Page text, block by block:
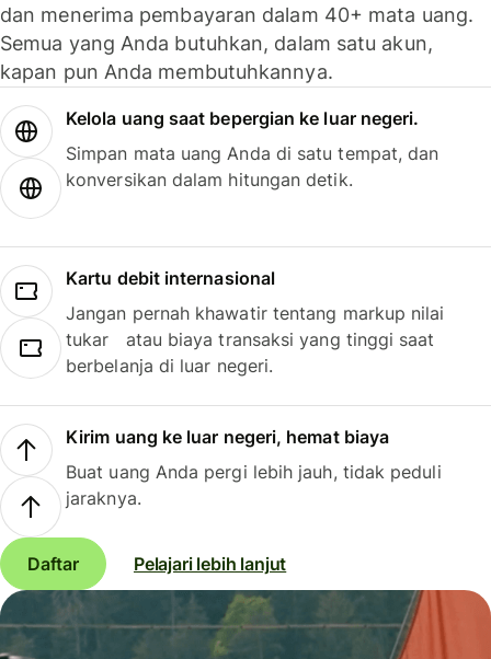
dan menerima pembayaran dalam 40+ mata uang.
Semua yang Anda butuhkan, dalam satu akun,
kapan pun Anda membutuhkannya.
Kelola uang saat bepergian ke luar negeri.
Simpan mata uang Anda di satu tempat, dan
konversikan dalam hitungan detik.
Kartu debit internasional
Jangan pernah khawatir tentang markup nilai
tukar atau biaya transaksi yang tinggi saat
berbelanja di luar negeri.
Kirim uang ke luar negeri, hemat biaya
Buat uang Anda pergi lebih jauh, tidak peduli
jaraknya.
Daftar Pelajari lebih lanjut